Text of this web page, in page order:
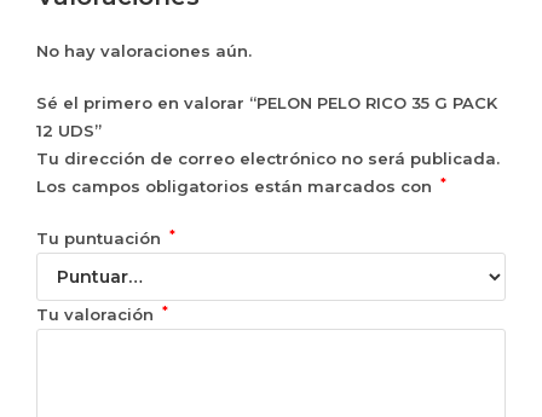
No hay valoraciones aún.
Sé el primero en valorar “PELON PELO RICO 35 G PACK
12 UDS”
Tu dirección de correo electrónico no será publicada.
Los campos obligatorios están marcados con
*
Tu puntuación *
Tu valoración *